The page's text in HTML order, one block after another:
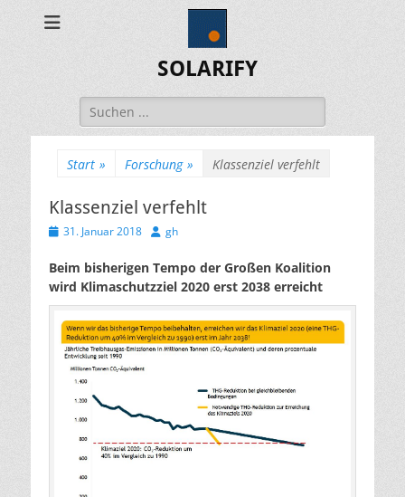
SOLARIFY
Suchen
nach:
Start » Forschung » Klassenziel verfehlt
Klassenziel verfehlt
Veröffentlicht
31. Januar 2018 Autor
gh
Beim bisherigen Tempo der Großen Koalition
wird Klimaschutzziel 2020 erst 2038 erreicht